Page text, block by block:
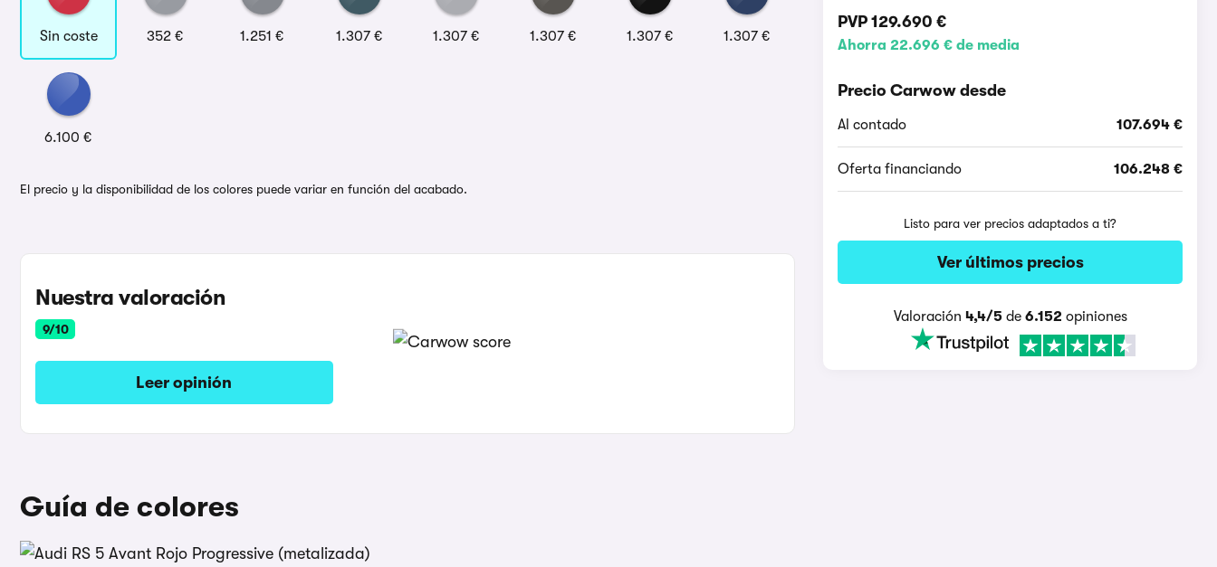
Sin coste 352 € 1.251 € 1.307 € 1.307 € 1.307 € 1.307 € 1.307 €
6.100 €
El precio y la disponibilidad de los colores puede variar en función del acabado.
Nuestra valoración
9/10
Leer opinión
Guía de colores
PVP129.690 €
Ahorra 22.696 € de media
Precio Carwow desde
Al contado 107.694 €
Oferta financiando 106.248 €
Listo para ver precios adaptados a ti?
Ver últimos precios
Valoración 4,4/5de 6.152 opiniones